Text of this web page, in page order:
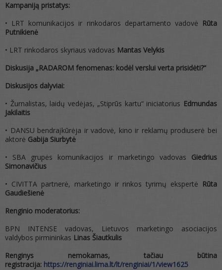
Kampaniją pristatys:
• LRT komunikacijos ir rinkodaros departamento vadovė Rūta
Putnikienė
• LRT rinkodaros skyriaus vadovas Mantas Velykis
Diskusija „RADAROM fenomenas: kodėl verslui verta prisidėti?“
Diskusijos dalyviai:
• Žurnalistas, laidų vedėjas, „Stiprūs kartu“ iniciatorius Edmundas
Jakilaitis
• DANSU bendraįkūrėja ir vadovė, kino ir reklamų prodiuserė bei
aktorė Gabija Siurbytė
• SBA grupės komunikacijos ir marketingo vadovas Giedrius
Simonavičius
• CIVITTA partnerė, marketingo ir rinkos tyrimų ekspertė Rūta
Gaudiešienė
Renginio moderatorius:
BPN INTENSE vadovas, Lietuvos marketingo asociacijos
valdybos pirmininkas Linas Šiautkulis
Renginys nemokamas, tačiau būtina
registracija: https://renginiai.lima.lt/lt/renginiai/1/view1625